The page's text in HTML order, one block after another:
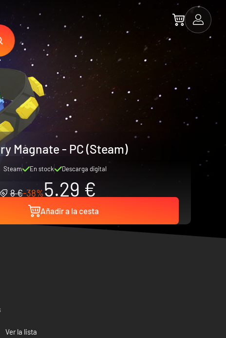
Magnate - PC (Steam)
Steam En stock Descarga digital
8 €-38%5.29 €
Añadir a la cesta
Ver la lista